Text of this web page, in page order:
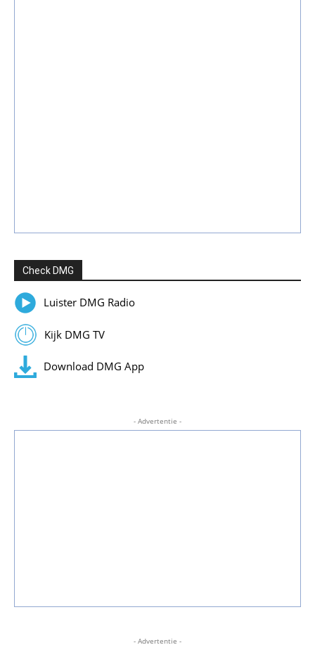
Check DMG
Luister DMG Radio
Kijk DMG TV
Download DMG App
- Advertentie -
- Advertentie -